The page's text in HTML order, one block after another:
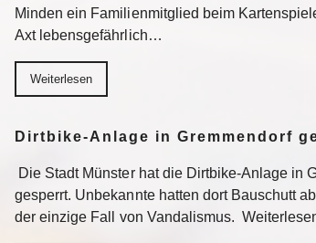
Minden ein Familienmitglied beim
Axt lebensgefährlich…
Weiterlesen
Dirtbike-Anlage in Gremmendorf
Die Stadt Münster hat die Dirtbike-Anlage in
gesperrt. Unbekannte hatten dort Bauschutt
der einzige Fall von Vandalismus.